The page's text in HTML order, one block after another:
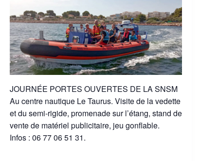
JOURNÉE PORTES OUVERTES DE LA SNSM
Au centre nautique Le Taurus. Visite de la vedette
et du semi-rigide, promenade sur l’étang, stand de
vente de matériel publicitaire, jeu gonflable.
Infos : 06 77 06 51 31.